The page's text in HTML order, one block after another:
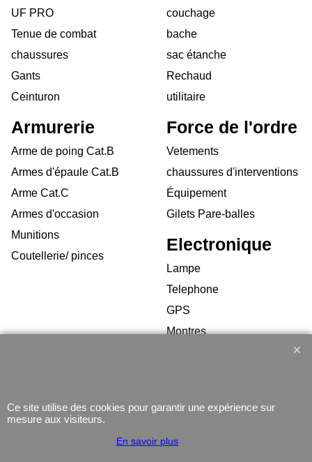
UF PRO
Tenue de combat
chaussures
Gants
Ceinturon
couchage
bache
sac étanche
Rechaud
utilitaire
Armurerie
Arme de poing Cat.B
Armes d'épaule Cat.B
Arme Cat.C
Armes d'occasion
Munitions
Coutellerie/ pinces
Force de l'ordre
Vetements
chaussures d'interventions
Équipement
Gilets Pare-balles
Electronique
Lampe
Telephone
GPS
Montres
avec le logiciel
eCommerce ShopFactory
Ce site utilise des cookies pour garantir une expérience sur
mesure aux visiteurs.
En savoir plus